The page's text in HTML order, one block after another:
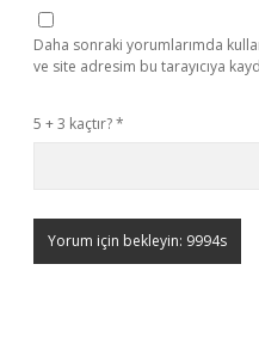
Daha sonraki yorumlarımda
ve site adresim bu tarayıcıya
5 + 3 kaçtır?*